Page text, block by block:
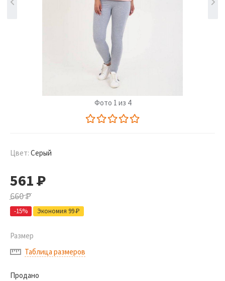
Фото 1 из 4
Цвет: Серый
561Р
660Р
-15% Экономия 99Р
Размер
Таблица размеров
Продано